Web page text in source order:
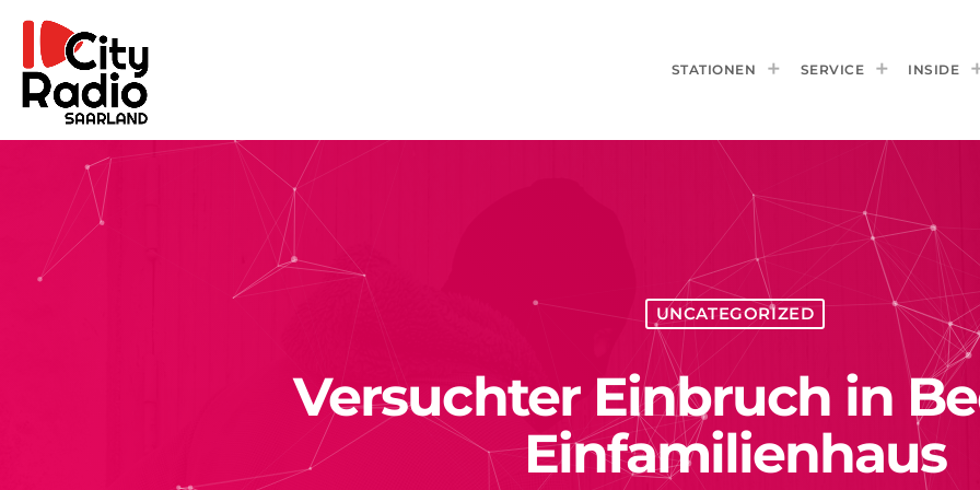
STATIONEN SERVICE INSIDE
UNCATEGORIZED
Versuchter Einbruch in
Einfamilienhaus